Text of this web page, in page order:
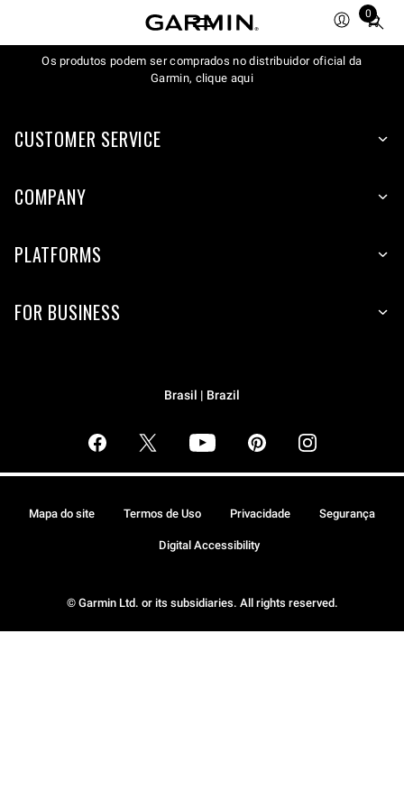
0
Total
items
in
Os produtos podem ser comprados no distribuidor oficial da
Garmin, clique aqui
CUSTOMER SERVICE
COMPANY
PLATFORMS
FOR BUSINESS
Brasil | Brazil
© Garmin Ltd. or its subsidiaries. All rights reserved.
Mapa do site Termos de Uso Privacidade Segurança
Digital Accessibility